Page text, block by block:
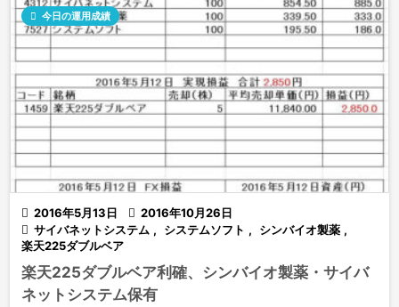
 2016年5月13日  2016年10月26日
 今日の運用成績
 サイバネットシステム , システムソフト , シンバイオ製薬 ,
楽天225ダブルベア
楽天225ダブルベア利確、シンバイオ製薬・サイバ
ネットシステム保有